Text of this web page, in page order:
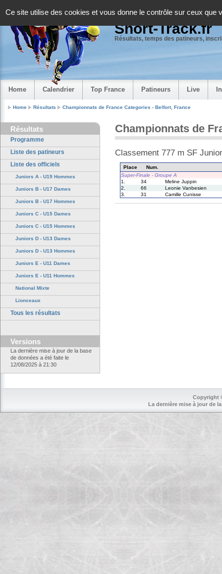
Ce site utilise des cookies et vous donne le contrôle sur ceux que
Short-Track.fr
Résultats, temps des patineurs,
Home Calendrier Top France Patineurs Live
Home Résultats Championnats de France Categories - Belfort, France
Résultats
Programme
Liste des patineurs
Liste des officiels
Juniors A - U19 Hommes
Juniors B - U17 Dames
Juniors B - U17 Hommes
Juniors C - U15 Dames
Juniors C - U15 Hommes
Juniors D - U13 Dames
Juniors D - U13 Hommes
Juniors E - U11 Dames
Juniors E - U11 Hommes
National Mixte
Lionceaux
Tous les résultats
Versions
La dernière mise à jour de la base
de données a été faite le
12/08/2025 à 21:30
Championnats de
Classement 777 m SF
Place
Num.
Super-Finale - Groupe A
1.
34
Meline Juppin
2.
66
Leonie Vanbesien
3.
31 Camille Cunisse
Copyright
La dernière mise à jour de